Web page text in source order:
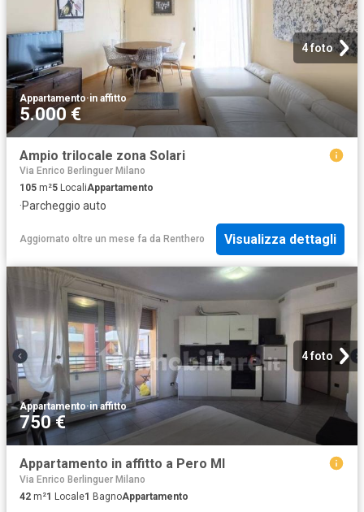
4 foto
Appartamento·in affitto
5.000 €
Ampio trilocale zona Solari
Via Enrico Berlinguer Milano
105 m²5 LocaliAppartamento
·Parcheggio auto
Aggiornato oltre un mese fa da Renthero Visualizza dettagli
4 foto
Appartamento·in affitto
750 €
Appartamento in affitto a Pero MI
Via Enrico Berlinguer Milano
42 m²1 Locale1 BagnoAppartamento